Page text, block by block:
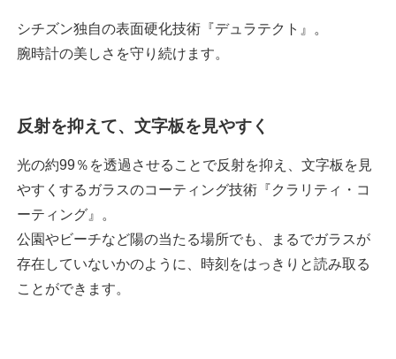
シチズン独自の表面硬化技術『デュラテクト』。
腕時計の美しさを守り続けます。
反射を抑えて、文字板を見やすく
光の約99％を透過させることで反射を抑え、文字板を見
やすくするガラスのコーティング技術『クラリティ・コ
ーティング』。
公園やビーチなど陽の当たる場所でも、まるでガラスが
存在していないかのように、時刻をはっきりと読み取る
ことができます。